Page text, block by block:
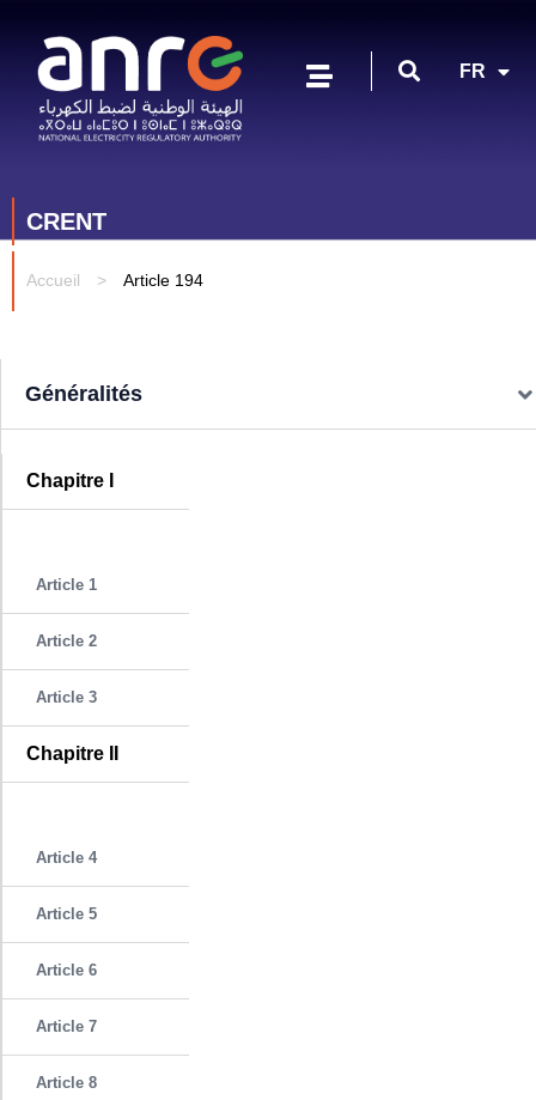
FR
AR
CRENT
Accueil > Article 194
Généralités
Chapitre I
Article 1
Article 2
Article 3
Chapitre II
Article 4
Article 5
Article 6
Article 7
Article 8